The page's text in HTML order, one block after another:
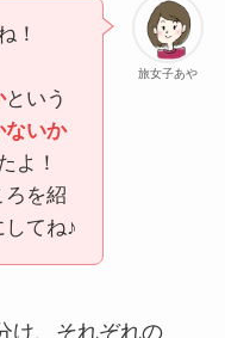
旅女子あや
！
という
ないか
よ！
ろを紹
てね♪
け、それぞれの